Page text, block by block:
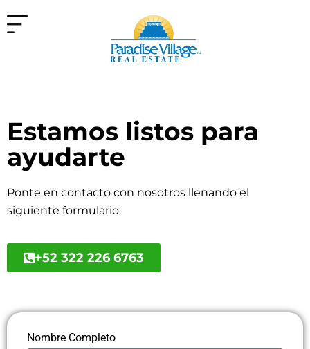
Estamos listos para
ayudarte
Ponte en contacto con nosotros llenando el
siguiente formulario.
+52 322 226 6763
Nombre Completo